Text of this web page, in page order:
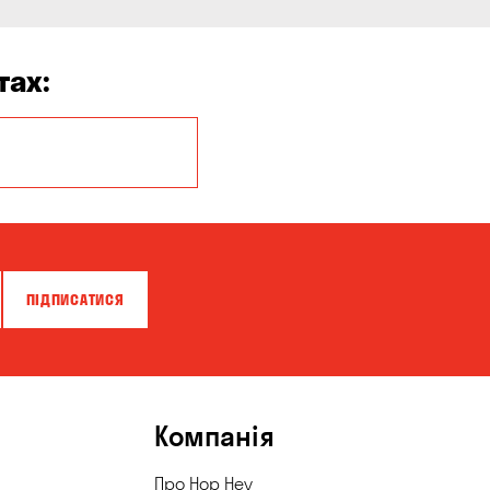
Білогородка
Зазим’є
ПІДПИСАТИСЯ
Компанія
Про Hop Hey